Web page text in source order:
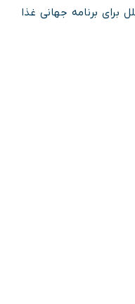
برای برنامه جهانی غذا